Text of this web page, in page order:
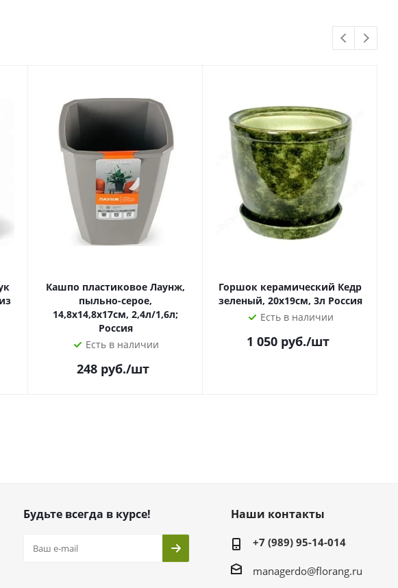
Кашпо пластиковое Лаунж,
пыльно-серое,
14,8х14,8х17см, 2,4л/1,6л;
Россия
Есть в наличии
248 руб./шт
Горшок керамический Кедр
зеленый, 20х19см, 3л Россия
Есть в наличии
1 050руб./шт
Будьте всегда в курсе! Наши контакты
+7 (989) 95-14-014
managerdo@florang.ru